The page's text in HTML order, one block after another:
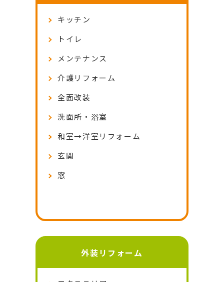
キッチン
トイレ
メンテナンス
介護リフォーム
全面改装
洗面所・浴室
和室→洋室リフォーム
玄関
窓
外装リフォーム